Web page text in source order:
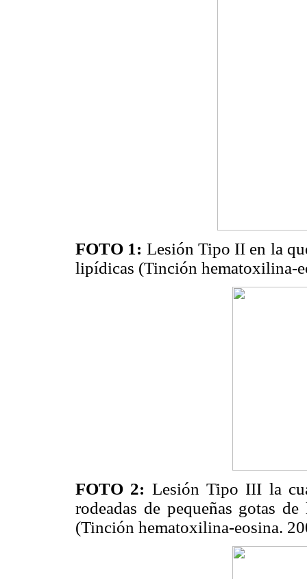
FOTO 1: Lesión Tipo II en la
lipídicas (Tinción hematoxilina-
FOTO 2: Lesión Tipo III la
rodeadas de pequeñas gotas
(Tinción hematoxilina-eosina.